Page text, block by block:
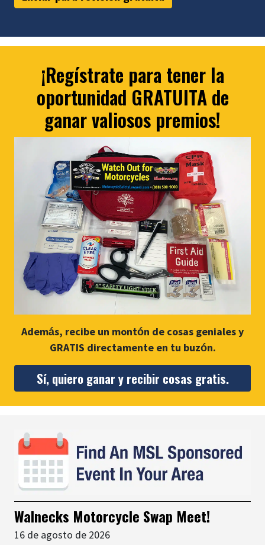
¡Regístrate para tener la
oportunidad GRATUITA de
ganar valiosos premios!
Además, recibe un montón de cosas geniales y
GRATIS directamente en tu buzón.
Sí, quiero ganar y recibir cosas gratis.
Walnecks Motorcycle Swap Meet!
16 de agosto de 2026